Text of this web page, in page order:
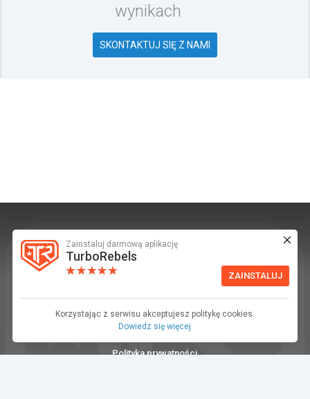
Zainstaluj darmową aplikację
TurboRebels
ZAINSTALUJ
Korzystając z serwisu akceptujesz politykę cookies.
Dowiedz się więcej
wynikach
SKONTAKTUJ SIĘ Z NAMI
TurboRebels to platforma społecznościowa i
aplikacja mobilna dla fanów motoryzacji.
Regulamin
Polityka prywatności